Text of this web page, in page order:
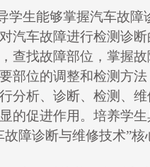
学生能够掌握汽车故障
汽车故障进行检测诊
查找故障部位，掌握
部位的调整和检测方
分析、诊断、检测、
的促进作用。培养学
障诊断与维修技术”